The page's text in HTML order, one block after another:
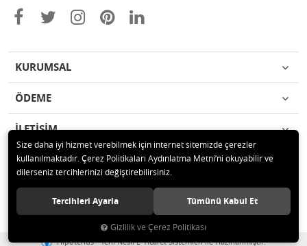
KURUMSAL
ÖDEME
İLETİŞİM
© 2020 ESA ÖLÇÜM VE TEST CİHAZLARI ELEKTRONİK SAN TİC LTD ŞTİ
Tüm hakları saklıdır.
Hipotenüs Yeni Nesil E-Ticaret Sistemleri ile Hazırlanmıştır.
Size daha iyi hizmet verebilmek için internet sitemizde çerezler
kullanılmaktadır. Çerez Politikaları Aydınlatma Metni’ni okuyabilir ve
dilerseniz tercihlerinizi değiştirebilirsiniz.
Tercihleri Ayarla Tümünü Kabul Et
Gizlilik ve Çerez Politikası